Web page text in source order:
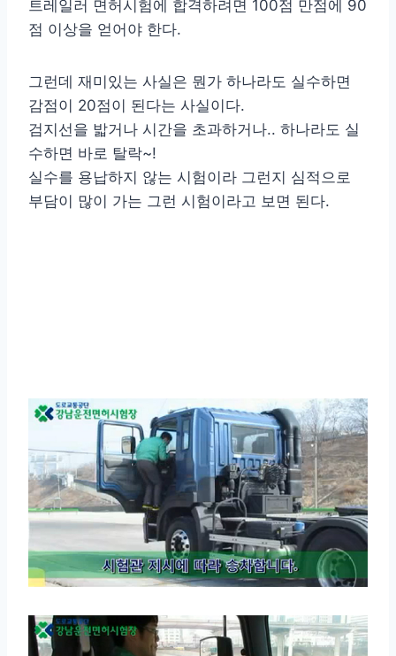
트레일러 면허시험에 합격하려면 100점 만점에 90
점 이상을 얻어야 한다.
그런데 재미있는 사실은 뭔가 하나라도 실수하면
감점이 20점이 된다는 사실이다.
검지선을 밟거나 시간을 초과하거나.. 하나라도 실
수하면 바로 탈락~!
실수를 용납하지 않는 시험이라 그런지 심적으로
부담이 많이 가는 그런 시험이라고 보면 된다.